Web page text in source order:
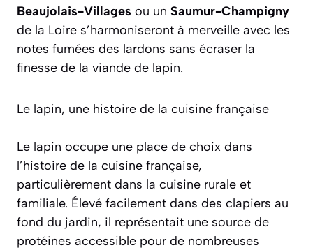
Beaujolais-Villages ou un Saumur-Champigny
de la Loire s’harmoniseront à merveille avec les
notes fumées des lardons sans écraser la
finesse de la viande de lapin.
Le lapin, une histoire de la cuisine française
Le lapin occupe une place de choix dans
l’histoire de la cuisine française,
particulièrement dans la cuisine rurale et
familiale. Élevé facilement dans des clapiers au
fond du jardin, il représentait une source de
protéines accessible pour de nombreuses